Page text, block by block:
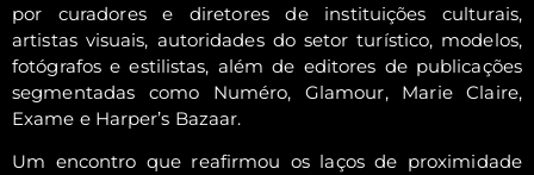
por curadores e diretores de instituições culturais,
artistas visuais, autoridades do setor turístico, modelos,
fotógrafos e estilistas, além de editores de publicações
segmentadas como Numéro, Glamour, Marie Claire,
Exame e Harper’s Bazaar.
Um encontro que reafirmou os laços de proximidade